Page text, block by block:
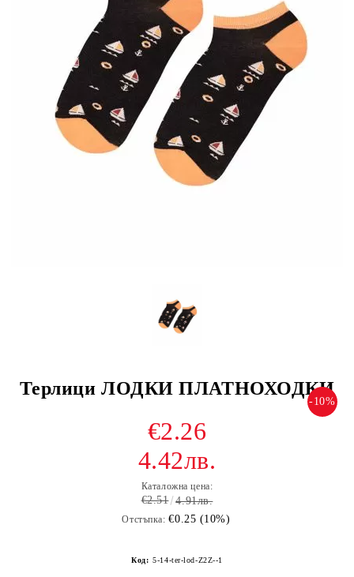
Терлици ЛОДКИ ПЛАТНОХОДКИ
-10%
€2.26
4.42лв.
Каталожна цена:
€2.51 4.91лв.
Отстъпка: €0.25 (10%)
Код: 5-14-ter-lod-Z2Z--1